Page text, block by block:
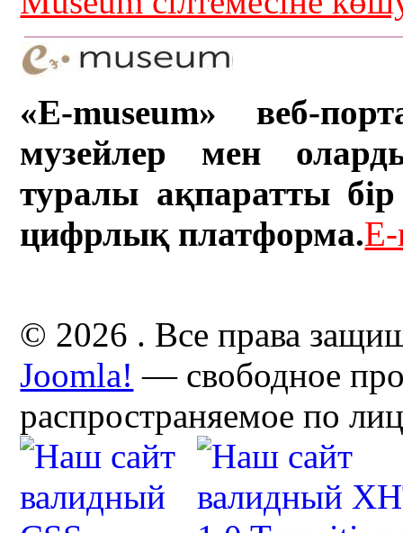
«E-museum» веб-
музейлер мен
туралы ақпаратты бір
цифрлық платформа.
© 2026 . Все права
Joomla! — свободное
распространяемое по